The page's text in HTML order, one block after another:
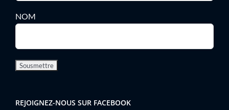
NOM
REJOIGNEZ-NOUS SUR FACEBOOK